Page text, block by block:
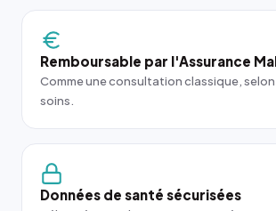
Remboursable par l'Assurance
Comme une consultation classique,
soins.
Données de santé sécurisées